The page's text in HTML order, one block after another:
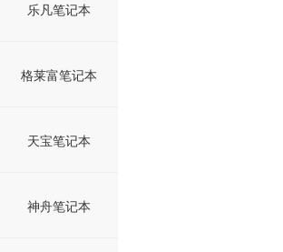
乐凡笔记本
格莱富笔记本
天宝笔记本
神舟笔记本